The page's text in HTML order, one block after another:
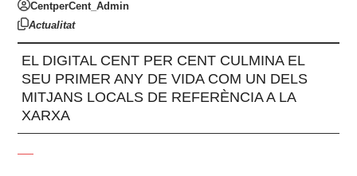
CentperCent_Admin
Actualitat
EL DIGITAL CENT PER CENT CULMINA EL
SEU PRIMER ANY DE VIDA COM UN DELS
MITJANS LOCALS DE REFERÈNCIA A LA
XARXA